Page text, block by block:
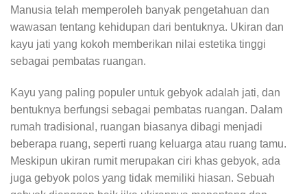
Manusia telah memperoleh banyak pengetahuan dan
wawasan tentang kehidupan dari bentuknya. Ukiran dan
kayu jati yang kokoh memberikan nilai estetika tinggi
sebagai pembatas ruangan.
Kayu yang paling populer untuk gebyok adalah jati, dan
bentuknya berfungsi sebagai pembatas ruangan. Dalam
rumah tradisional, ruangan biasanya dibagi menjadi
beberapa ruang, seperti ruang keluarga atau ruang tamu.
Meskipun ukiran rumit merupakan ciri khas gebyok, ada
juga gebyok polos yang tidak memiliki hiasan. Sebuah